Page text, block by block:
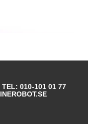
TEL: 010-101 01 77